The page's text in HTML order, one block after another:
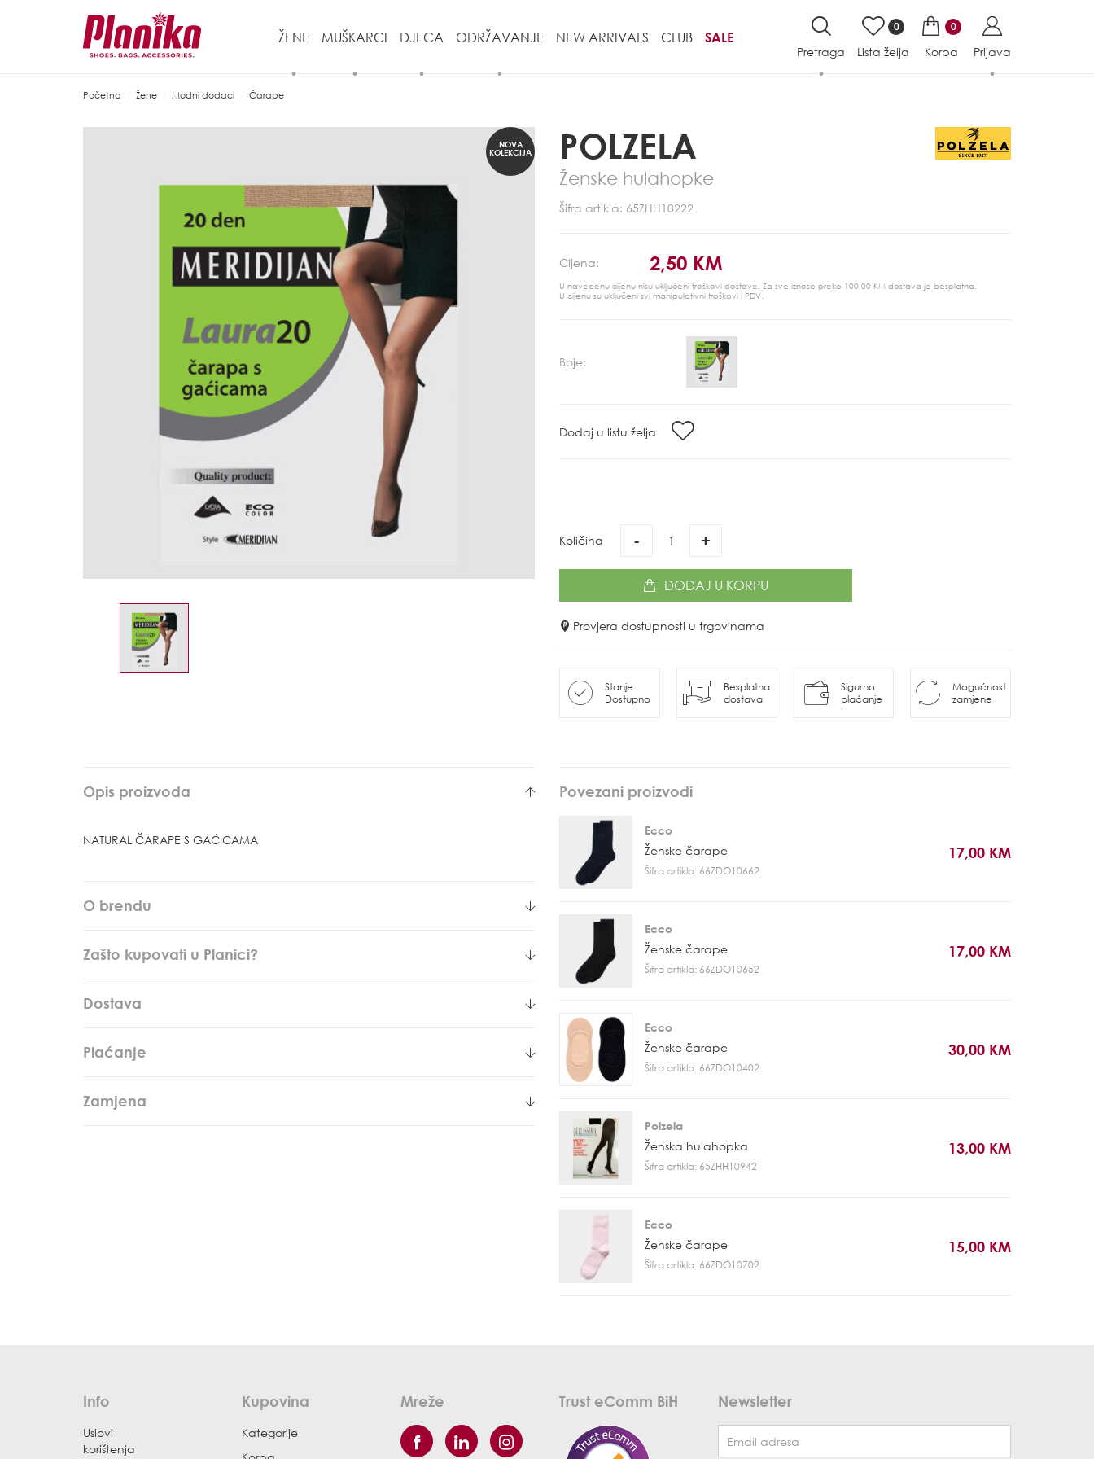
ŽENE MUŠKARCI DJECA ODRŽAVANJE NEW ARRIVALS CLUB SALE
Pretraga
0
Lista želja
0
Korpa Prijava
Početna Žene Modni dodaci Čarape
NOVA
KOLEKCIJA
POLZELA
Ženske hulahopke
Šifra artikla: 65ZHH10222
Cijena: 2,50 KM
U navedenu cijenu nisu uključeni troškovi dostave. Za sve iznose preko 100,00 KM dostava je besplatna.
U cijenu su uključeni svi manipulativni troškovi i PDV.
Boje:
Dodaj u listu želja
Količina - +
DODAJ U KORPU
Provjera dostupnosti u trgovinama
Stanje:
Dostupno
Besplatna
dostava
Sigurno
plaćanje
Mogućnost
zamjene
Opis proizvoda
NATURAL ČARAPE S GAĆICAMA
O brendu
Zašto kupovati u Planici?
Dostava
Plaćanje
Zamjena
Povezani proizvodi
Ecco
Ženske čarape
Šifra artikla: 66ZDO10662
17,00 KM
Ecco
Ženske čarape
Šifra artikla: 66ZDO10652
17,00 KM
Ecco
Ženske čarape
Šifra artikla: 66ZDO10402
30,00 KM
Polzela
Ženska hulahopka
Šifra artikla: 65ZHH10942
13,00 KM
Ecco
Ženske čarape
Šifra artikla: 66ZDO10702
15,00 KM
Info
Uslovi
korištenja
Kupovina
Kategorije
Mreže Trust eComm BiH Newsletter